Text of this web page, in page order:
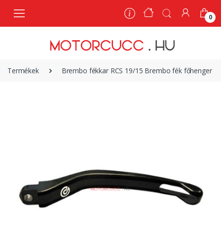
0
Termékek Brembo fékkar RCS 19/15 Brembo fék főhenger
0